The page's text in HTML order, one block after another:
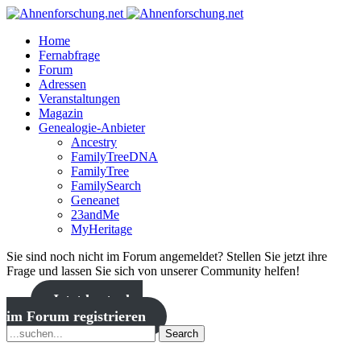
Home
Fernabfrage
Forum
Adressen
Veranstaltungen
Magazin
Genealogie-Anbieter
Ancestry
FamilyTreeDNA
FamilyTree
FamilySearch
Geneanet
23andMe
MyHeritage
Sie sind noch nicht im Forum angemeldet? Stellen Sie jetzt ihre
Frage und lassen Sie sich von unserer Community helfen!
Jetzt kostenlos
im Forum registrieren
Search